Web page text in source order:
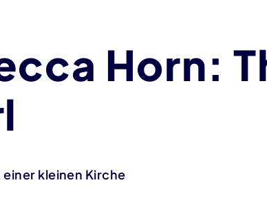
Horn:
einer kleinen Kirche